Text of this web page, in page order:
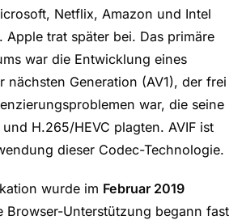
Netflix, Amazon und Intel
trat später bei. Das primäre
war die Entwicklung eines
nächsten Generation (AV1), der frei
war, die seine
H.265/HEVC plagten. AVIF ist
dieser Codec-Technologie.
wurde im Februar 2019
Browser-Unterstützung begann fast